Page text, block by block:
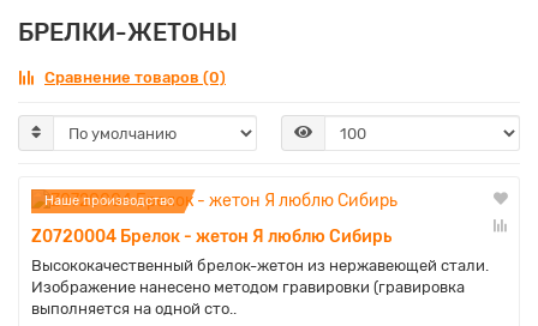
БРЕЛКИ-ЖЕТОНЫ
Сравнение товаров (0)
Наше производство
Z0720004 Брелок - жетон Я люблю Сибирь
Высококачественный брелок-жетон из нержавеющей стали.
Изображение нанесено методом гравировки (гравировка
выполняется на одной сто..